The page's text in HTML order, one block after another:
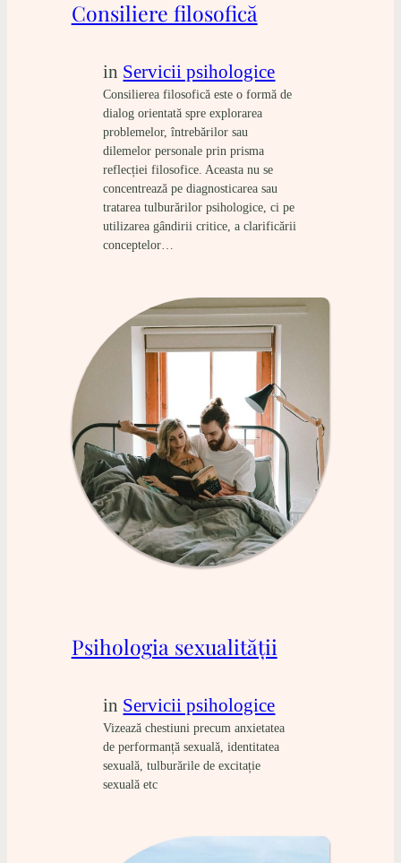
Consiliere filosofică
in Servicii psihologice
Consilierea filosofică este o formă de
dialog orientată spre explorarea
problemelor, întrebărilor sau
dilemelor personale prin prisma
reflecției filosofice. Aceasta nu se
concentrează pe diagnosticarea sau
tratarea tulburărilor psihologice, ci pe
utilizarea gândirii critice, a clarificării
conceptelor…
Psihologia sexualității
in Servicii psihologice
Vizează chestiuni precum anxietatea
de performanță sexuală, identitatea
sexuală, tulburările de excitație
sexuală etc